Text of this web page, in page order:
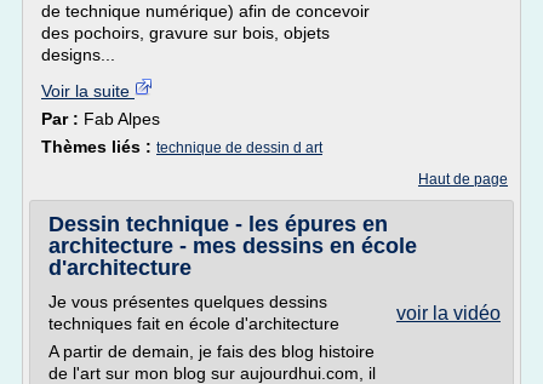
de technique numérique) afin de concevoir
des pochoirs, gravure sur bois, objets
designs...
Voir la suite
Par : Fab Alpes
Thèmes liés : technique de dessin d art
Haut de page
Dessin technique - les épures en
architecture - mes dessins en école
d'architecture
voir la vidéo
Je vous présentes quelques dessins
techniques fait en école d'architecture
A partir de demain, je fais des blog histoire
de l'art sur mon blog sur aujourdhui.com, il